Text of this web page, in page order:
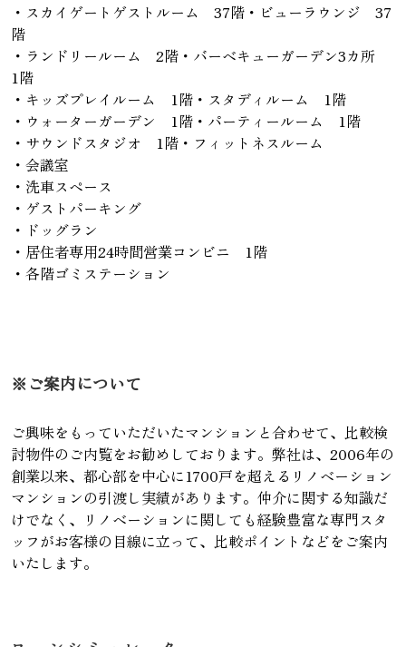
・スカイゲートゲストルーム 37階・ビューラウンジ 37
階
・ランドリールーム 2階・バーベキューガーデン3カ所
1階
・キッズプレイルーム 1階・スタディルーム 1階
・ウォーターガーデン 1階・パーティールーム 1階
・サウンドスタジオ 1階・フィットネスルーム
・会議室
・洗車スペース
・ゲストパーキング
・ドッグラン
・居住者専用24時間営業コンビニ 1階
・各階ゴミステーション
※ご案内について
ご興味をもっていただいたマンションと合わせて、比較検
討物件のご内覧をお勧めしております。弊社は、2006年の
創業以来、都心部を中心に1700戸を超えるリノベーション
マンションの引渡し実績があります。仲介に関する知識だ
けでなく、リノベーションに関しても経験豊富な専門スタ
ッフがお客様の目線に立って、比較ポイントなどをご案内
いたします。